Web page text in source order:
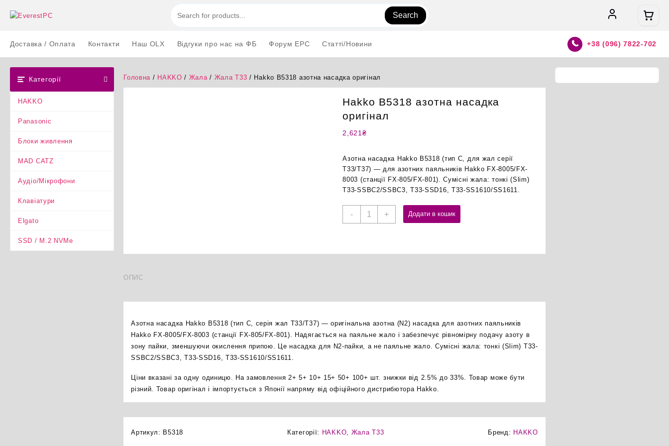
Search
Доставка / Оплата Контакти Наш OLX Відгуки про нас на ФБ Форум EPC Статті/Новини +38 (096) 7822-702
Категорії
HAKKO
Panasonic
Блоки живлення
MAD CATZ
Аудіо/Мікрофони
Клавіатури
Elgato
SSD / M.2 NVMe
Головна / HAKKO / Жала/ Жала T33 / Hakko B5318 азотна насадка оригінал
Hakko B5318 азотна насадка
оригінал
2,621 ₴
Азотна насадка Hakko B5318 (тип C, для жал серії
T33/T37) — для азотних паяльників Hakko FX-8005/FX-
8003 (станції FX-805/FX-801). Сумісні жала: тонкі (Slim)
T33-SSBC2/SSBC3, T33-SSD16, T33-SS1610/SS1611.
-
Hakko
оригінал
+ Додати в кошик
ОПИС
Азотна насадка Hakko B5318 (тип C, серія жал T33/T37) — оригінальна азотна (N2) насадка для азотних паяльників
Hakko FX-8005/FX-8003 (станції FX-805/FX-801). Надягається на паяльне жало і забезпечує рівномірну подачу азоту в
зону пайки, зменшуючи окислення припою. Це насадка для N2-пайки, а не паяльне жало. Сумісні жала: тонкі (Slim) T33-
SSBC2/SSBC3, T33-SSD16, T33-SS1610/SS1611.
Ціни вказані за одну одиницю. На замовлення 2+ 5+ 10+ 15+ 50+ 100+ шт. знижки від 2.5% до 33%. Товар може бути
різний. Товар оригінал і імпортується з Японії напряму від офіційного дистрибютора Hakko.
Артикул: B5318 Категорії: HAKKO, Жала T33 Бренд: HAKKO